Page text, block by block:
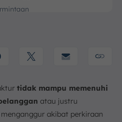
Produksi?
(Effective Capacity)
(Actual Output)
dalam Proses
tidak mampu memenuhi
atau justru
akibat perkiraan